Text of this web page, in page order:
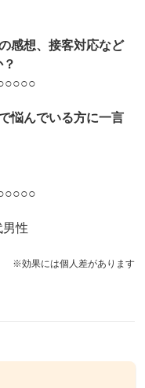
感想、接客対応など
悩んでいる方に一言
性
※効果には個人差があります